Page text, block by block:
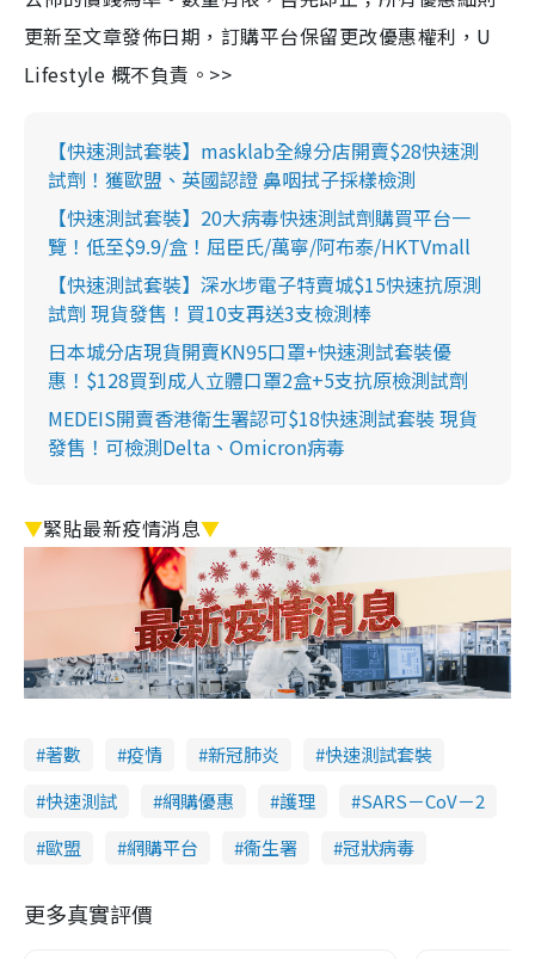
更新至文章發佈日期，訂購平台保留更改優惠權利，U
Lifestyle 概不負責。>>
【快速測試套裝】masklab全線分店開賣$28快速測
試劑！獲歐盟、英國認證 鼻咽拭子採樣檢測
【快速測試套裝】20大病毒快速測試劑購買平台一
覽！低至$9.9/盒！屈臣氏/萬寧/阿布泰/HKTVmall
【快速測試套裝】深水埗電子特賣城$15快速抗原測
試劑 現貨發售！買10支再送3支檢測棒
日本城分店現貨開賣KN95口罩+快速測試套裝優
惠！$128買到成人立體口罩2盒+5支抗原檢測試劑
MEDEIS開賣香港衛生署認可$18快速測試套裝 現貨
發售！可檢測Delta、Omicron病毒
▼緊貼最新疫情消息▼
著數 疫情 新冠肺炎
快速測試套裝
快速測試
網購優惠 護理
SARS－CoV－2
歐盟
網購平台 衞生署 冠狀病毒
更多真實評價